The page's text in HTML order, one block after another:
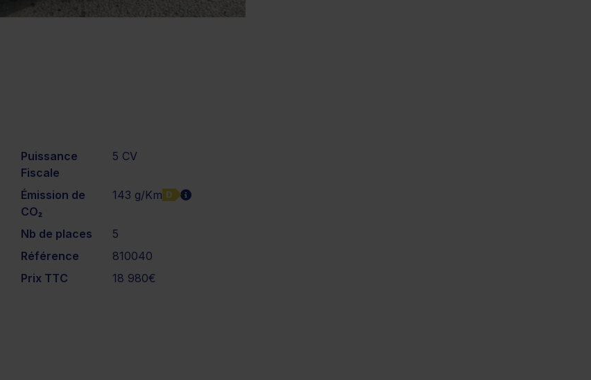
Puissance
Fiscale
5 CV
Émission de
CO₂
143 g/Km D
Nb de places
5
Référence
810040
Prix TTC
18 980€